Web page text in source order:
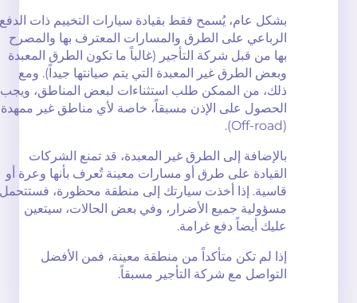
بشكل عام، يُسمح فقط بقيادة سيارات التخييم ذات الدفع
الرباعي على الطرق والمسارات المعترف بها والمصرح
بها من قبل شركة التأجير (غالباً ما تكون الطرق المعبدة
وبعض الطرق غير المعبدة التي يتم صيانتها جيداً). ومع
ذلك، من الممكن طلب استثناءات لبعض المناطق، ويجب
الحصول على الإذن مسبقاً، خاصة لأي مناطق غير ممهدة
(Off-road).
بالإضافة إلى الطرق غير المعبدة، قد تمنع الشركات
القيادة على طرق أو مسارات معينة تُعرف بأنها وعرة أو
قاسية. إذا أخذت سيارتك إلى منطقة محظورة، فستتحمل
مسؤولية جميع الأضرار، وفي بعض الحالات، سيتعين
عليك أيضاً دفع غرامة.
إذا لم تكن متأكداً من منطقة معينة، فمن الأفضل
التواصل مع شركة التأجير مسبقاً.